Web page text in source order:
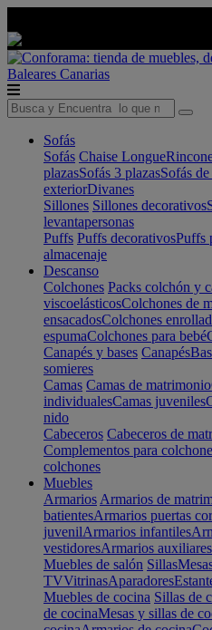
Baleares Canarias
Sofás
Sofás Chaise Longue
plazasSofás 3 plazasSofás
exteriorDivanes
Sillones Sillones decorativos
levantapersonas
Puffs Puffs decorativosPuffs
almacenaje
Descanso
Colchones Packs colchón y
viscoelásticosColchones de
ensacadosColchones
espumaColchones para bebé
Canapés y bases Canapés
somieres
Camas Camas de matrimonio
individualesCamas juveniles
nido
Cabeceros Cabeceros de
Complementos para
colchones
Muebles
Armarios Armarios de
batientesArmarios puertas
juvenilArmarios infantiles
vestidoresArmarios auxiliares
Muebles de salón Sillas
TVVitrinasAparadores
Muebles de cocina Sillas de
de cocinaMesas y sillas de